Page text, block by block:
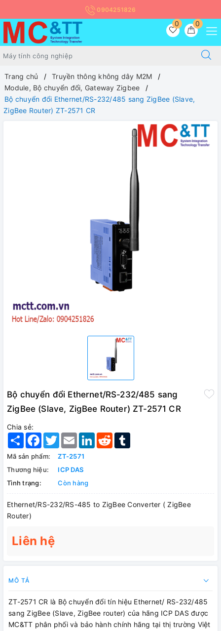
0904251826
0
0
Trang chủ
Truyền thông không dây M2M
Module, Bộ chuyển đổi, Gateway Zigbee
Bộ chuyển đổi Ethernet/RS-232/485 sang ZigBee (Slave,
ZigBee Router) ZT-2571 CR
Bộ chuyển đổi Ethernet/RS-232/485 sang
ZigBee (Slave, ZigBee Router) ZT-2571 CR
Chia sẻ:
Share Facebook
TwitterEmail LinkedInReddit
Mã sản phẩm:
ZT-2571
Thương hiệu:
ICP DAS
Tình trạng:
Còn hàng
Ethernet/RS-232/RS-485 to ZigBee Converter ( ZigBee
Router)
Liên hệ
MÔ TẢ
ZT-2571 CR là Bộ chuyển đổi tín hiệu Ethernet/ RS-232/485
sang ZigBee (Slave, ZigBee router) của hãng ICP DAS được
MC&TT phân phối và bảo hành chính hãng tại thị trường Việt